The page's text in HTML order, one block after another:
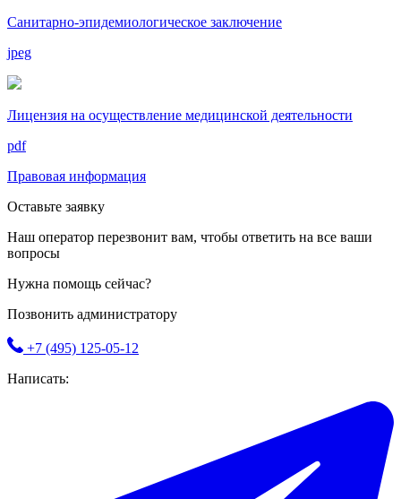
Санитарно-эпидемиологическое заключение
jpeg
Лицензия на осуществление медицинской деятельности
pdf
Правовая информация
Оставьте заявку
Наш оператор перезвонит вам, чтобы ответить на все ваши
вопросы
Нужна помощь сейчас?
Позвонить администратору
+7 (495) 125-05-12
Написать: